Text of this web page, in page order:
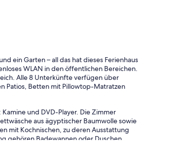
ein Garten – all das hat dieses Ferienhaus
WLAN in den öffentlichen Bereichen.
Alle 8 Unterkünfte verfügen über
Patios, Betten mit Pillowtop-Matratzen
und DVD-Player. Die Zimmer
aus ägyptischer Baumwolle sowie
mit Kochnischen, zu deren Ausstattung
gehören Badewannen oder Duschen,